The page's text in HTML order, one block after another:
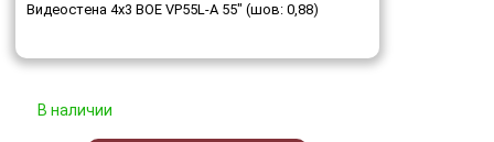
Видеостена 4x3 BOE VP55L-A 55" (шов: 0,88)
В наличии